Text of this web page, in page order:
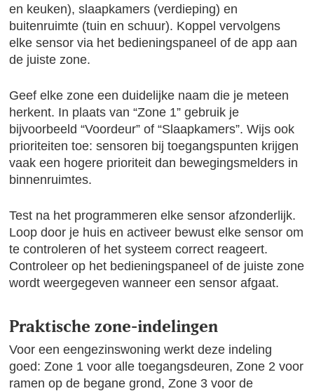
en keuken), slaapkamers (verdieping) en
buitenruimte (tuin en schuur). Koppel vervolgens
elke sensor via het bedieningspaneel of de app aan
de juiste zone.
Geef elke zone een duidelijke naam die je meteen
herkent. In plaats van “Zone 1” gebruik je
bijvoorbeeld “Voordeur” of “Slaapkamers”. Wijs ook
prioriteiten toe: sensoren bij toegangspunten krijgen
vaak een hogere prioriteit dan bewegingsmelders in
binnenruimtes.
Test na het programmeren elke sensor afzonderlijk.
Loop door je huis en activeer bewust elke sensor om
te controleren of het systeem correct reageert.
Controleer op het bedieningspaneel of de juiste zone
wordt weergegeven wanneer een sensor afgaat.
Praktische zone-indelingen
Voor een eengezinswoning werkt deze indeling
goed: Zone 1 voor alle toegangsdeuren, Zone 2 voor
ramen op de begane grond, Zone 3 voor de